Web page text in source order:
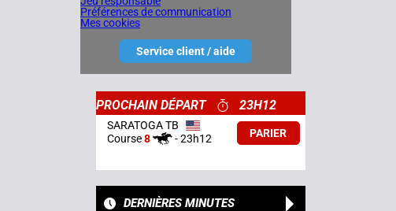
Préférences de communication
Mes cookies
Service client / aide
PROCHAIN DÉPART 23H12
SARATOGA TB
Course8 -23h12 PARIER
DERNIÈRES MINUTES